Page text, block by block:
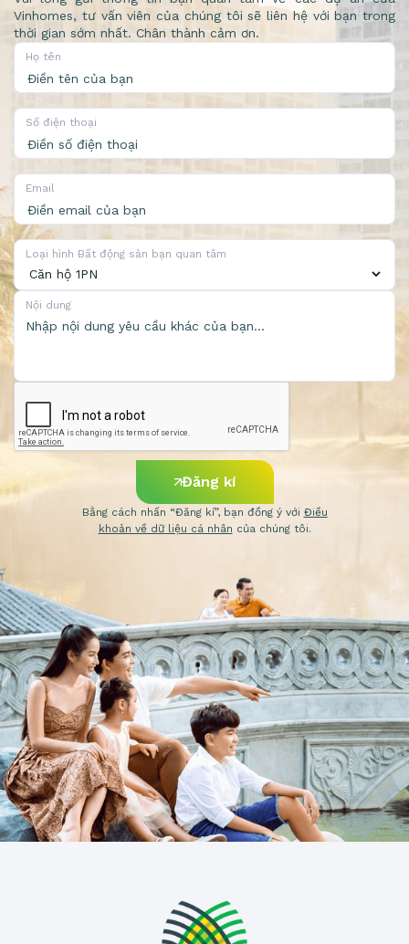
Vinhomes, tư vấn viên của chúng tôi sẽ liên hệ với bạn trong
thời gian sớm nhất. Chân thành cảm ơn.
Họ tên
Số điện thoại
Email
Loại hình Bất động sản bạn quan tâm
Nội dung
Bằng cách nhấn “Đăng kí”, bạn đồng ý với Điều
khoản về dữ liệu cá nhân của chúng tôi.
Đăng kí